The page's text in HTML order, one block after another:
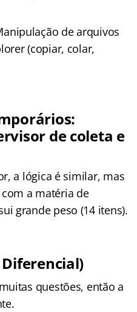
de arquivos
(copiar, colar,
de coleta e
a lógica é similar, mas
com a matéria de
grande peso (14 itens).
questões, então a
.